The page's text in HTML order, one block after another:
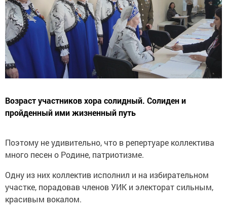
Возраст участников хора солидный. Солиден и
пройденный ими жизненный путь
Поэтому не удивительно, что в репертуаре коллектива
много песен о Родине, патриотизме.
Одну из них коллектив исполнил и на избирательном
участке, порадовав членов УИК и электорат сильным,
красивым вокалом.